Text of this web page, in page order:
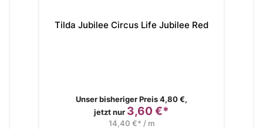
Tilda Jubilee Circus Life Jubilee Red
Verkaufspreis
Unser bisheriger Preis 4,80 €,
jetzt nur Preis
3,60 €*
14,40 €* / m